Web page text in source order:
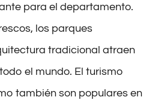
para el departamento.
los parques
tradicional atraen
el mundo. El turismo
también son populares en